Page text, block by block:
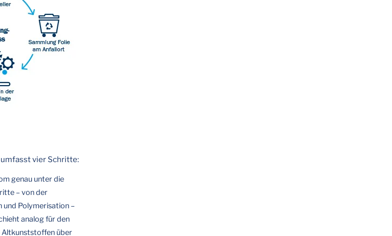
vier Schritte:
genau unter die
– von der
Polymerisation –
analog für den
Altkunststoffen über